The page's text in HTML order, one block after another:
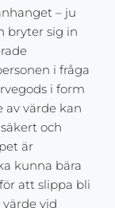
– ju
bryter sig in
i fråga
i form
av värde kan
och
är
kunna bära
att slippa bli
vid